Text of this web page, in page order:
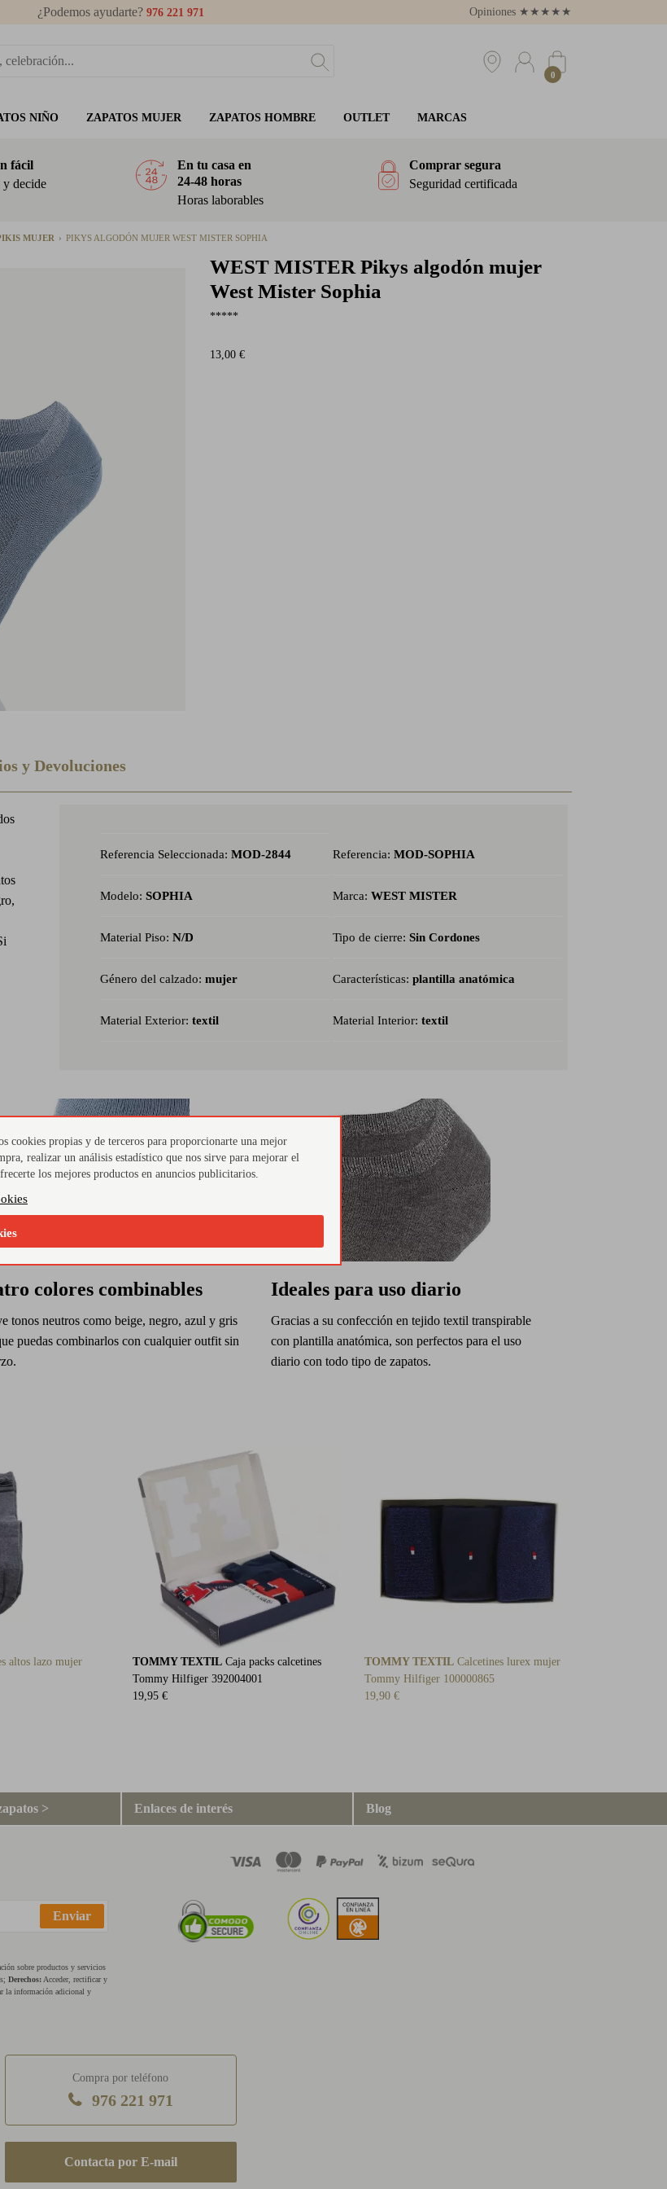
¿Podemos ayudarte? 976 221 971 Opiniones ★ ★ ★ ★ ★
0
NIÑO ZAPATOS MUJER ZAPATOS HOMBRE OUTLET MARCAS
fácil
y decide
En tu casa en
24-48 horas
Horas laborables
Comprar segura
Seguridad certificada
MUJER PIKYS ALGODÓN MUJER WEST MISTER SOPHIA
WEST MISTER Pikys algodón mujer
West Mister Sophia
*****
13,00 €
y Devoluciones
Referencia Seleccionada: MOD-2844 Referencia: MOD-SOPHIA
Modelo: SOPHIA Marca: WEST MISTER
Material Piso: N/D Tipo de cierre: Sin Cordones
Género del calzado: mujer Características: plantilla anatómica
Material Exterior: textil Material Interior: textil
colores combinables
tonos neutros como beige, negro, azul y gris
puedas combinarlos con cualquier outfit sin
Ideales para uso diario
Gracias a su confección en tejido textil transpirable
con plantilla anatómica, son perfectos para el uso
diario con todo tipo de zapatos.
altos lazo mujer
TOMMY TEXTIL Caja packs calcetines
Tommy Hilfiger 392004001
19,95 €
TOMMY TEXTIL Calcetines lurex mujer
Tommy Hilfiger 100000865
19,90 €
> Enlaces de interés Blog
Enviar
sobre productos y servicios
Derechos:Acceder, rectificar y
la información adicional y
Compra por teléfono
976 221 971
E-mail
cookies propias y de terceros para proporcionarte una mejor
realizar un análisis estadístico que nos sirve para mejorar el
los mejores productos en anuncios publicitarios.